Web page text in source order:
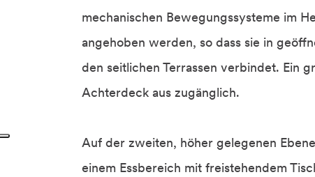
mechanischen Bewegungssysteme im
angehoben werden, so dass sie in
den seitlichen Terrassen verbindet. Ein
Achterdeck aus zugänglich.
Auf der zweiten, höher gelegenen
einem Essbereich mit freistehendem